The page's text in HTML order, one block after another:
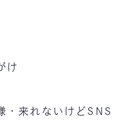
け
・来れないけどSNS